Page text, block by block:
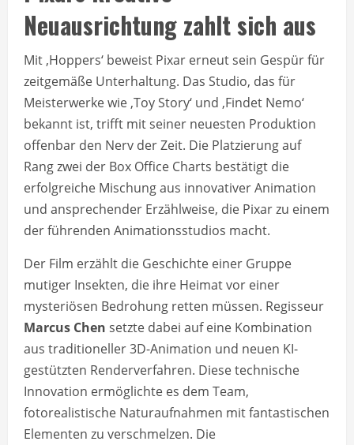
Neuausrichtung zahlt sich aus
Mit ‚Hoppers‘ beweist Pixar erneut sein Gespür für
zeitgemäße Unterhaltung. Das Studio, das für
Meisterwerke wie ‚Toy Story‘ und ‚Findet Nemo‘
bekannt ist, trifft mit seiner neuesten Produktion
offenbar den Nerv der Zeit. Die Platzierung auf
Rang zwei der Box Office Charts bestätigt die
erfolgreiche Mischung aus innovativer Animation
und ansprechender Erzählweise, die Pixar zu einem
der führenden Animationsstudios macht.
Der Film erzählt die Geschichte einer Gruppe
mutiger Insekten, die ihre Heimat vor einer
mysteriösen Bedrohung retten müssen. Regisseur
Marcus Chen setzte dabei auf eine Kombination
aus traditioneller 3D-Animation und neuen KI-
gestützten Renderverfahren. Diese technische
Innovation ermöglichte es dem Team,
fotorealistische Naturaufnahmen mit fantastischen
Elementen zu verschmelzen. Die